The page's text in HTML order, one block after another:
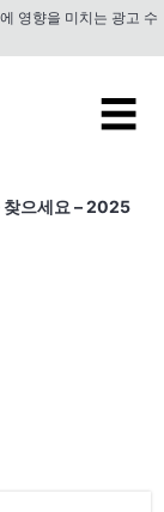
영향을 미치는 광고 수
☰
찾으세요 – 2025